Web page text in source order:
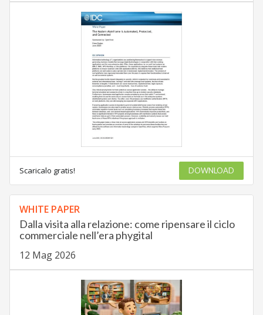
Scaricalo gratis! DOWNLOAD
WHITE PAPER
Dalla visita alla relazione: come ripensare il ciclo
commerciale nell’era phygital
12 Mag 2026